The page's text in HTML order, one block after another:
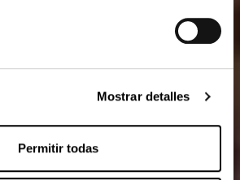
Mostrar detalles
Permitir todas